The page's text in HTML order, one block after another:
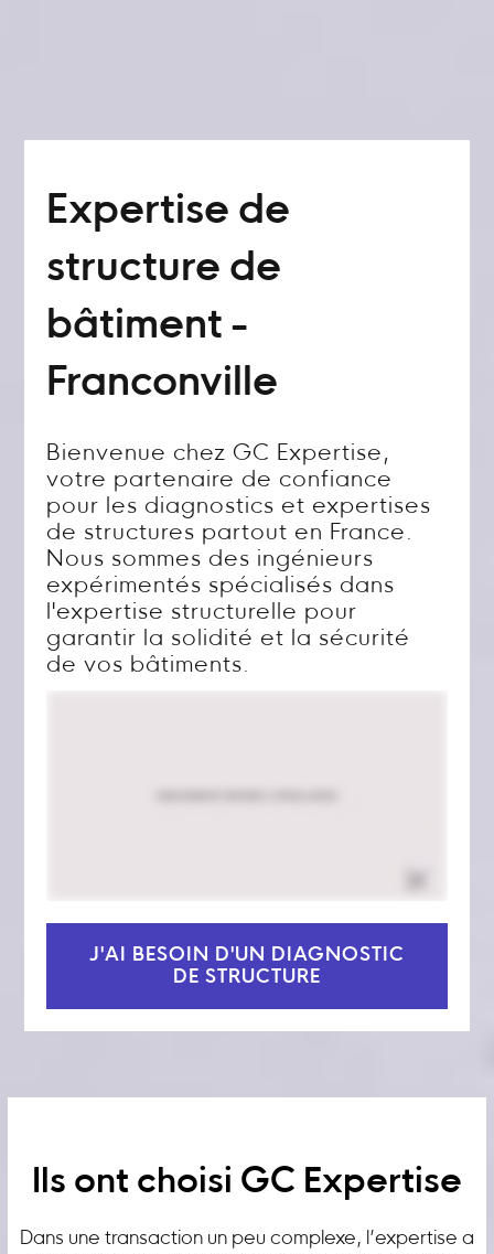
Expertise de
structure de
bâtiment -
Franconville
Bienvenue chez GC Expertise,
votre partenaire de confiance
pour les diagnostics et expertises
de structures partout en France.
Nous sommes des ingénieurs
expérimentés spécialisés dans
l'expertise structurelle pour
garantir la solidité et la sécurité
de vos bâtiments.
J'AI BESOIN D'UN DIAGNOSTIC
DE STRUCTURE
Ils ont choisi GC Expertise
Dans une transaction un peu complexe, l’expertise a